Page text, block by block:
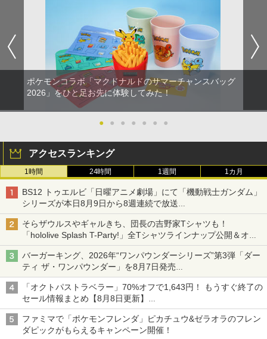
￥55,000
Beast of Reincarnation -PS5 【特典】
プロダクトコード 封入
￥7,286
￥11,980
4
【純正品】DualSense ワイヤレスコン
トローラー ミッドナイト ブラック(CFI-
ZCT2J01)
￥10,737
【純正品】DualSense ワイヤレスコン
トローラー(CFI-ZCT2J)
￥10,737
【純正品】Xbox ワイヤレス コントロー
ラー (ロボット ホワイト)
￥7,681
ラー (カーボンブラック)
￥8,020
【純正品】Xbox 充電式バッテリー + US
B-C ケーブル
￥2,618
5
【国内正規品】Thrustmaster スラスト
マスター TH8S シフター - PC、PS4、P
S5、PS5 Pro、Xbox One、Xbox Serie
s X|S 対応の高精度 H パターン シフター
￥14,141
劇場版「鬼滅の刃」無限城編 第一章 猗
窩座再来 通常版 [DVD]
￥3,523
ナル三方背収納ケース付きコレクション)
(オリジナル特典:オリジナル巾着＋メー
カー特典:【坤と離】二振りの剣、十翼よ
り来たる！スタジオ描き下ろしイラスト
ボード付) [Blu-ray]
￥10,780
4
劇場版「鬼滅の刃」無限城編 第一章 猗
窩座再来 完全生産限定版 [Blu-ray]
￥8,698
【7週連続1位】inklink公式 Switch / Sw
itch2 コントローラー 最新モデル 最新フ
ァームウェア プロコン プロコン2 プロコ
ントローラー スイッチ2 スイッチ Switc
h コントローラー ワイヤレスコントロー
ラー 連射機能 ワイヤレス switch2コン
トローラ Switch2コントローラー
￥2,960
￥3,224
3
【お買い物マラソン期間限定♪最大30％O
FF】【tomtoc公式店】 Switch 2対応 ハ
ードケース FancyCase-G05 Nintendo
2025年 スイッチ2モデル用 スリムケース
持ち運び キャリングケース 耐衝撃 薄型
ハードポーチ ゲームカード12枚収納 ア
クセサリーポーチ
￥2,653
鬼エイム 指サック ゲーム スマホ ゲーミ
ング FPS 音ゲー 荒野行動 PUBG Apex
CoD 高感度 銀繊維 手汗対策 鬼サック 6
個入り
￥1,280
ZERO／PS5
3
70年代風ロボットアニメ ゲッP-X PS5
版
￥3,878
【中古】REANIMAL(リアニマル)ソフト:
プレイステーション5ソフト／アクショ
ン・ゲーム
劇場版「鬼滅の刃」無限城編 第一章 猗
窩座再来(通常版)【Blu-ray】 [ 吾峠呼世
晴 ]
￥3,960
【中古】【開封品】青春ブタ野郎はサン
定版]＜Blu-ray＞（代引き不可）6552
3
【楽天ブックス限定全巻購入特典】逃げ
上手の若君 9 (完全生産限定版)【Blu-r
ay】(描き下ろしイラスト(時行 B)使用 A
3タペストリー+アクリルキーホルダー) [
￥7,150
4
【楽天ブックス限定全巻購入特典+先着
特典】逃げ上手の若君 7 (完全生産限定
版)【Blu-ray】(描き下ろしイラスト(時
行 B)使用 A3タペストリー+アクリルキ
ーホルダー+和紙風ステッカーシート) [
松井優征 ]
ポケモンコラボ「マクドナルドのサマーチャンスバッグ
2026」をひと足お先に体験してみた！
● ● ● ● ● ● ●
アクセスランキング
1時間 24時間 1週間 1カ月
BS12 トゥエルビ「日曜アニメ劇場」にて「機動戦士ガンダム」
シリーズが本日8月9日から8週連続で放送
初回は「機動戦士ガンダム【HDリマスター版】」
そらザウルスやギャルきち、団長の吉野家Tシャツも！
「hololive Splash T-Party!」全Tシャツラインナップ公開＆オン
ライン販売開始
バーガーキング、2026年“ワンパウンダーシリーズ”第3弾「ダー
ティ ザ・ワンパウンダー」を8月7日発売
「特製ガーリックマヨソース」を使用した超大型チーズバーガー
「オクトパストラベラー」70%オフで1,643円！ もうすぐ終了の
セール情報まとめ【8月8日更新】
ニンテンドーeショップでは「大神 絶景版」が67%オフで990円
ファミマで「ポケモンフレンダ」ピカチュウ&ゼラオラのフレン
ダピックがもらえるキャンペーン開催！